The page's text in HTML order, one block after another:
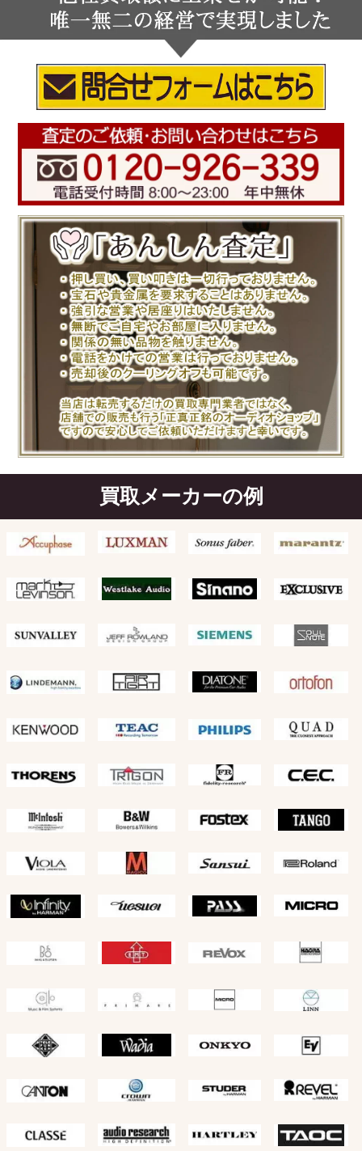
買取メーカーの例